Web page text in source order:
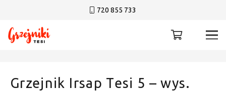
720 855 733
Grzejnik Irsap Tesi 5 – wys.